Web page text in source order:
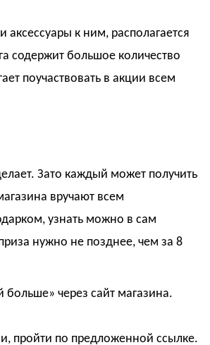
аксессуары к ним, располагается
содержит большое количество
поучаствовать в акции всем
Зато каждый может получить
вручают всем
узнать можно в сам
нужно не позднее, чем за 8
больше» через сайт магазина.
пройти по предложенной ссылке.